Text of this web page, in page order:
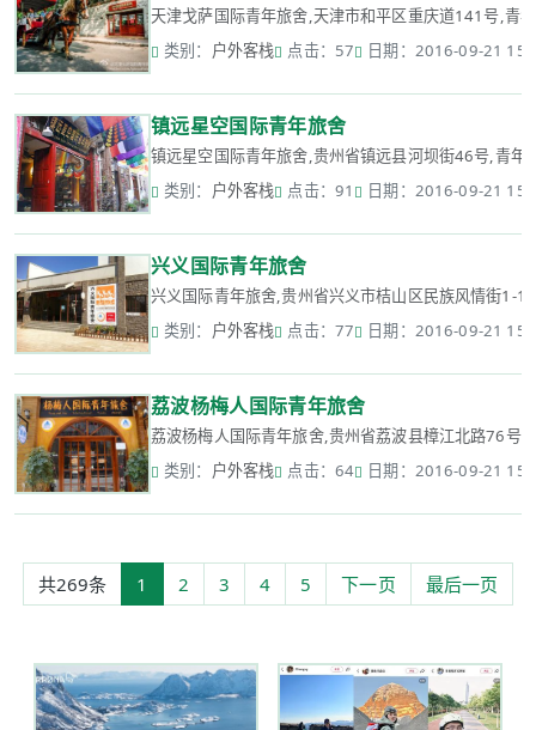
天津戈萨国际青年旅舍,天津市和平区重庆道141号,青
类别： 户外客栈 点击：57 日期：2016-09-21
镇远星空国际青年旅舍
镇远星空国际青年旅舍,贵州省镇远县河坝街46号,青年
类别： 户外客栈 点击：91 日期：2016-09-21
兴义国际青年旅舍
兴义国际青年旅舍,贵州省兴义市桔山区民族风情街1-
类别： 户外客栈 点击：77 日期：2016-09-21
荔波杨梅人国际青年旅舍
荔波杨梅人国际青年旅舍,贵州省荔波县樟江北路76号
类别： 户外客栈 点击：64 日期：2016-09-21
共269条 1 2 3 4 5 下一页 最后一页